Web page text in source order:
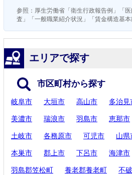
参照：厚生労働省「衛生行政報告例」「
査」「一般職業紹介状況」「賃金構造基本
エリアで探す
市区町村から探す
岐阜市 大垣市 高山市 多治見
美濃市 瑞浪市 羽島市 恵那市
土岐市 各務原市 可児市 山県
本巣市 郡上市 下呂市 海津市
羽島郡笠松町 養老郡養老町 不